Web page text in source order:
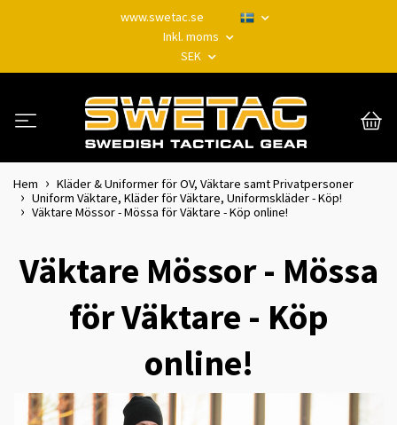
www.swetac.se
Inkl. moms
SEK
Hem
Kläder & Uniformer för OV, Väktare samt Privatpersoner
Uniform Väktare, Kläder för Väktare, Uniformskläder - Köp!
Väktare Mössor - Mössa för Väktare - Köp online!
Väktare Mössor - Mössa
för Väktare - Köp
online!